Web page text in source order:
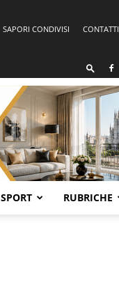
SAPORI CONDIVISI
CONTATTI
SPORT RUBRICHE